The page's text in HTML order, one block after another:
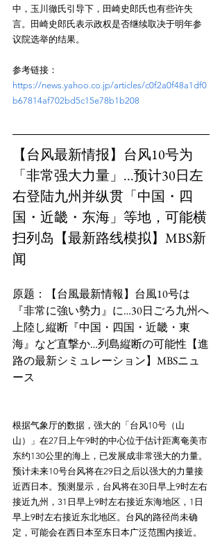
中，玉川徹氏引导下，田崎史郎氏也有些许失
言。田崎史郎氏表示政权是否继续取决于明年参
参考链接：
https://news.yahoo.co.jp/articles/c0f2a0f48a1df0
b67814af702bd5c15e78b1b208
【台风最新情报】台风10号为
「非常强大力量」...预计30日左
右登陆九州并纵贯「中国・四
国・近畿・东海」等地，可能横
扫列岛【最新路线模拟】MBS新
闻
原题：【台風最新情報】台風10号は
『非常に強い勢力』に…30日ごろ九州へ
上陸し縦断『中国・四国・近畿・東
海』など直撃か…列島縦断の可能性【進
路の最新シミュレーション】MBSニュ
根据气象厅的数据，强大的「台风10号（山
山）」在27日上午9时的中心位于估计距离奄美市
东约130公里的海上，已发展成非常强大的力量。
预计未来10号台风将在29日之后以强大的力量接
近西日本。预测显示，台风将在30日早上9时左右
接近九州，31日早上9时左右接近东海地区，1日
早上9时左右接近东北地区。台风的路径尚未确